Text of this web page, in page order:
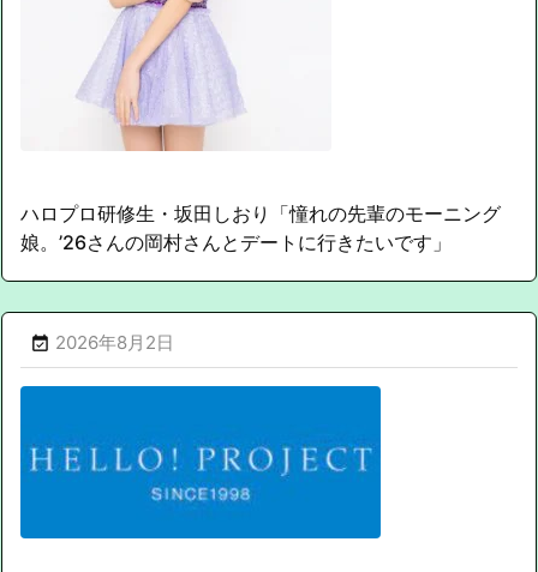
ハロプロ研修生・坂田しおり「憧れの先輩のモーニング
娘。’26さんの岡村さんとデートに行きたいです」
 2026年8月2日